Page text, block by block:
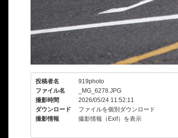
投稿者名
919photo
ファイル名
_MG_6278.JPG
撮影時間
2026/05/24 11:52:11
ダウンロード
ファイルを個別ダウンロード
撮影情報
撮影情報（Exif）を表示